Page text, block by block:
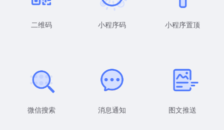
二维码 小程序码 小程序置顶
微信搜索 消息通知 图文推送